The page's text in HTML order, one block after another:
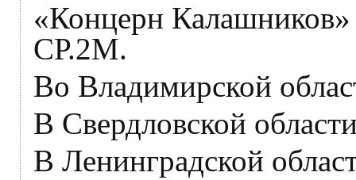
«Концерн Калашников»
СР.2М.
Во Владимирской
В Свердловской
В Ленинградской